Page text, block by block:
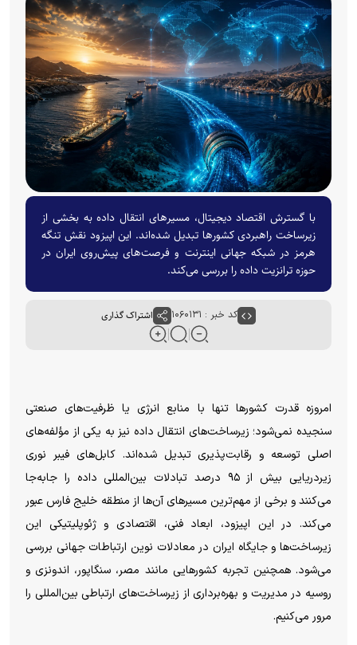
با گسترش اقتصاد دیجیتال، مسیر‌های انتقال داده به بخشی از
زیرساخت راهبردی کشور‌ها تبدیل شده‌اند. این اپیزود نقش تنگه
هرمز در شبکه جهانی اینترنت و فرصت‌های پیش‌روی ایران در
حوزه ترانزیت داده را بررسی می‌کند.
کد خبر : ۱۰۶۰۱۳۱ اشتراک گذاری
امروزه قدرت کشورها تنها با منابع انرژی یا ظرفیت‌های صنعتی
سنجیده نمی‌شود؛ زیرساخت‌های انتقال داده نیز به یکی از مؤلفه‌های
اصلی توسعه و رقابت‌پذیری تبدیل شده‌اند. کابل‌های فیبر نوری
زیردریایی بیش از ۹۵ درصد تبادلات بین‌المللی داده را جابه‌جا
می‌کنند و برخی از مهم‌ترین مسیرهای آن‌ها از منطقه خلیج فارس عبور
می‌کند. در این اپیزود، ابعاد فنی، اقتصادی و ژئوپلیتیکی این
زیرساخت‌ها و جایگاه ایران در معادلات نوین ارتباطات جهانی بررسی
می‌شود. همچنین تجربه کشورهایی مانند مصر، سنگاپور، اندونزی و
روسیه در مدیریت و بهره‌برداری از زیرساخت‌های ارتباطی بین‌المللی را
مرور می‌کنیم.